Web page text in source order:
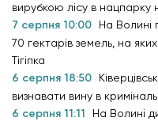
вирубкою лісу в нацпарку
7 серпня 10:00
На Волині
70 гектарів земель, на
Тігіпка
6 серпня 18:50
визнавати вину в
6 серпня 11:11
На Волині